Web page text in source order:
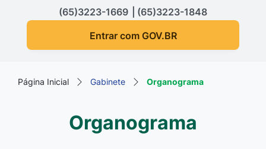
(65)3223-1669
(65)3223-1848
Entrar com GOV.BR
Página Inicial Gabinete Organograma
Organograma